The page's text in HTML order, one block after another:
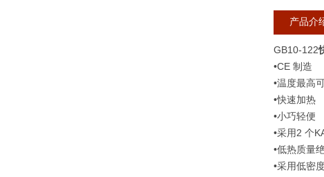
产品介
GB10-122
•CE 制造
•温度最高
•快速加热
•小巧轻便
•采用2 个
•低热质量
•采用低密